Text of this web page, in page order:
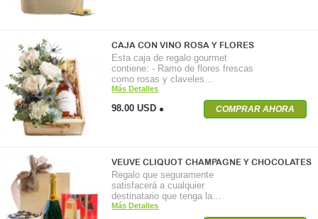
CAJA CON VINO ROSA Y FLORES
Esta caja de regalo gourmet
contiene: - Ramo de flores frescas
como rosas y claveles…
Más Detalles
98.00 USD COMPRAR AHORA
VEUVE CLIQUOT CHAMPAGNE Y CHOCOLATES
Regalo que seguramente
satisfacerá a cualquier
destinatario que tenga la…
Más Detalles